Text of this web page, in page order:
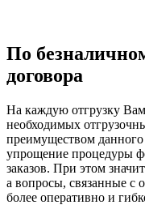
По
договора
На каждую отгрузку Вам
необходимых
преимуществом данного
упрощение процедуры
заказов. При этом
а вопросы, связанные с
более оперативно и